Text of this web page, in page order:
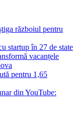
războiul pentru
startup în 27 de state
vacanțele
pentru 1,65
din YouTube: